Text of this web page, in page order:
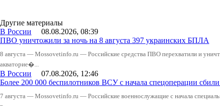
Другие материалы
В России 08.08.2026, 08:39
ПВО уничтожили за ночь на 8 августа 397 украинских БПЛА
8 августа — Mossovetinfo.ru — Российские средства ПВО перехватили и
акваторие�...
В России 07.08.2026, 12:46
Более 200 000 беспилотников ВСУ с начала спецоперации
7 августа — Mossovetinfo.ru — Российские военнослужащие с начала